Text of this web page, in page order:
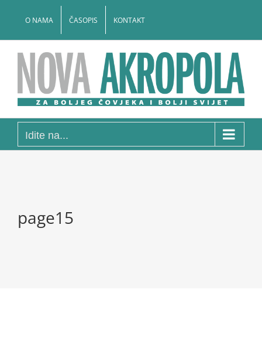
O NAMA ČASOPIS KONTAKT
Idite na...
page15